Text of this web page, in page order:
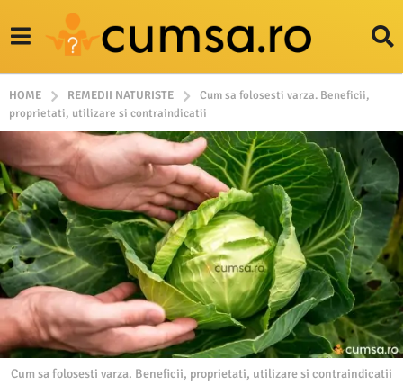
HOME REMEDII NATURISTE
Cum sa folosesti varza. Beneficii,
proprietati, utilizare si contraindicatii
Cum sa folosesti varza. Beneficii, proprietati, utilizare si contraindicatii